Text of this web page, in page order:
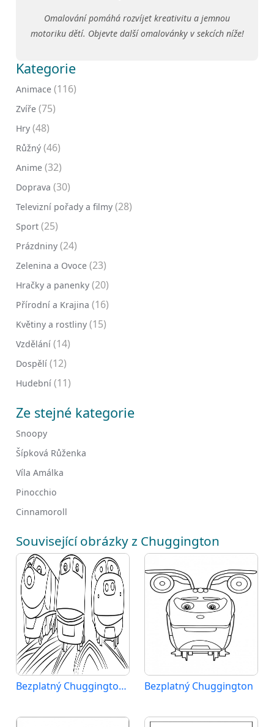
Omalování pomáhá rozvíjet kreativitu a jemnou
motoriku dětí. Objevte další omalovánky v sekcích níže!
Kategorie
Animace (116)
Zvíře (75)
Hry (48)
Růžný (46)
Anime (32)
Doprava (30)
Televizní pořady a filmy (28)
Sport (25)
Prázdniny (24)
Zelenina a Ovoce (23)
Hračky a panenky (20)
Přírodní a Krajina (16)
Květiny a rostliny (15)
Vzdělání (14)
Dospělí (12)
Hudební (11)
Ze stejné kategorie
Snoopy
Šípková Růženka
Víla Amálka
Pinocchio
Cinnamoroll
Související obrázky z Chuggington
Bezplatný Chuggington pro děti Bezplatný Chuggington